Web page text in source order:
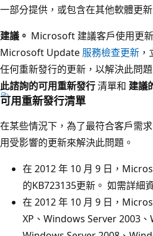
一部分提供，或包含在其他軟體更新
建議。 Microsoft 建議客戶使用更
Microsoft Update 服務檢查更新
任何重新發行的更新，以解決此問
此諮詢的可用重新發行清單和 建議
可用重新發行清單
在某些情況下，為了最符合客戶需
用受影響的更新來解決此問題。
在 2012 年 10 月 9 日，
的KB723135更新。 如需詳細
在 2012 年 10 月 9 日，
XP、Windows Server 2003、